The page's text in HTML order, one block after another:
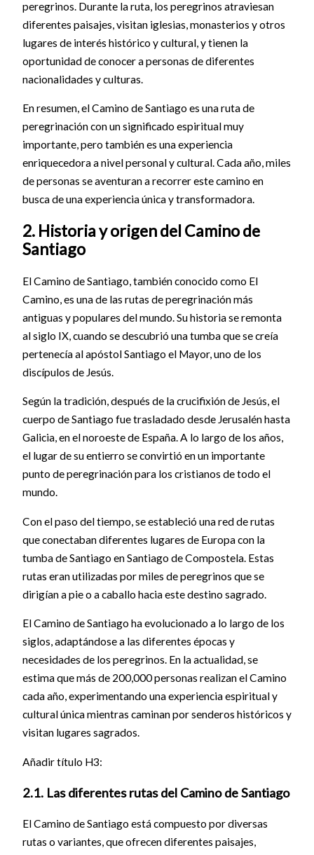
peregrinos. Durante la ruta, los peregrinos atraviesan
diferentes paisajes, visitan iglesias, monasterios y otros
lugares de interés histórico y cultural, y tienen la
oportunidad de conocer a personas de diferentes
nacionalidades y culturas.
En resumen, el Camino de Santiago es una ruta de
peregrinación con un significado espiritual muy
importante, pero también es una experiencia
enriquecedora a nivel personal y cultural. Cada año, miles
de personas se aventuran a recorrer este camino en
busca de una experiencia única y transformadora.
2. Historia y origen del Camino de
Santiago
El Camino de Santiago, también conocido como El
Camino, es una de las rutas de peregrinación más
antiguas y populares del mundo. Su historia se remonta
al siglo IX, cuando se descubrió una tumba que se creía
pertenecía al apóstol Santiago el Mayor, uno de los
discípulos de Jesús.
Según la tradición, después de la crucifixión de Jesús, el
cuerpo de Santiago fue trasladado desde Jerusalén hasta
Galicia, en el noroeste de España. A lo largo de los años,
el lugar de su entierro se convirtió en un importante
punto de peregrinación para los cristianos de todo el
mundo.
Con el paso del tiempo, se estableció una red de rutas
que conectaban diferentes lugares de Europa con la
tumba de Santiago en Santiago de Compostela. Estas
rutas eran utilizadas por miles de peregrinos que se
dirigían a pie o a caballo hacia este destino sagrado.
El Camino de Santiago ha evolucionado a lo largo de los
siglos, adaptándose a las diferentes épocas y
necesidades de los peregrinos. En la actualidad, se
estima que más de 200,000 personas realizan el Camino
cada año, experimentando una experiencia espiritual y
cultural única mientras caminan por senderos históricos y
visitan lugares sagrados.
Añadir título H3:
2.1. Las diferentes rutas del Camino de Santiago
El Camino de Santiago está compuesto por diversas
rutas o variantes, que ofrecen diferentes paisajes,